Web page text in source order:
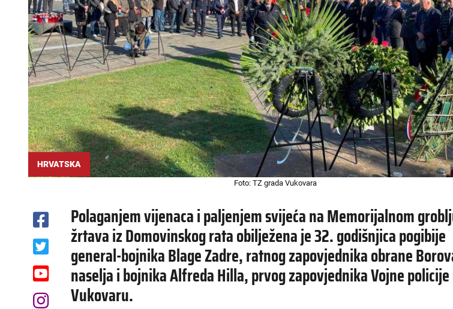
HRVATSKA
Foto: TZ grada Vukovara
Polaganjem vijenaca i paljenjem svijeća na Memorijalnom
žrtava iz Domovinskog rata obilježena je 32. godišnjica pogibije
general-bojnika Blage Zadre, ratnog zapovjednika obrane
naselja i bojnika Alfreda Hilla, prvog zapovjednika Vojne
Vukovaru.